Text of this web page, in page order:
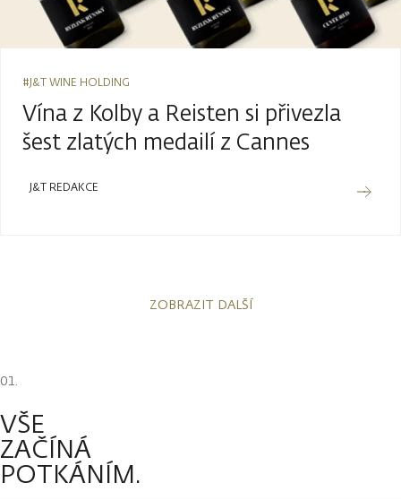
#J&T WINE HOLDING
Vína z Kolby a Reisten si přivezla
šest zlatých medailí z Cannes
J&T REDAKCE
ZOBRAZIT DALŠÍ
VŠE
ZAČÍNÁ
POTKÁNÍM.